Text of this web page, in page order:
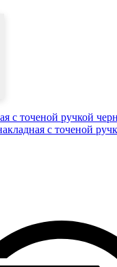
с точеной ручкой
с точеной